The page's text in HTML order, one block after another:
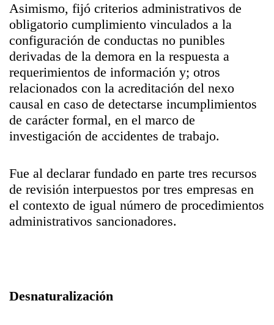
Asimismo, fijó criterios administrativos de
obligatorio cumplimiento vinculados a la
configuración de conductas no punibles
derivadas de la demora en la respuesta a
requerimientos de información y; otros
relacionados con la acreditación del nexo
causal en caso de detectarse incumplimientos
de carácter formal, en el marco de
investigación de accidentes de trabajo.
Fue al declarar fundado en parte tres recursos
de revisión interpuestos por tres empresas en
el contexto de igual número de procedimientos
administrativos sancionadores.
Desnaturalización